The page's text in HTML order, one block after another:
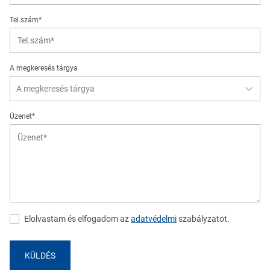
Tel.szám*
A megkeresés tárgya
A megkeresés tárgya
Üzenet*
Elolvastam és elfogadom azadatvédelmi szabályzatot.
KÜLDÉS